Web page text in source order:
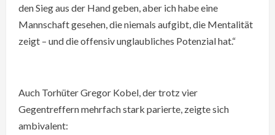
den Sieg aus der Hand geben, aber ich habe eine
Mannschaft gesehen, die niemals aufgibt, die Mentalität
zeigt – und die offensiv unglaubliches Potenzial hat.“
Auch Torhüter Gregor Kobel, der trotz vier
Gegentreffern mehrfach stark parierte, zeigte sich
ambivalent: